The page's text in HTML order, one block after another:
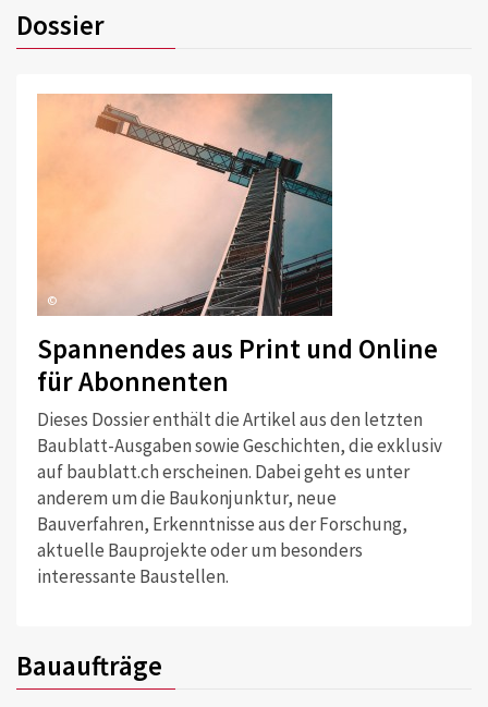
Dossier
©
Spannendes aus Print und Online
für Abonnenten
Dieses Dossier enthält die Artikel aus den letzten
Baublatt-Ausgaben sowie Geschichten, die exklusiv
auf baublatt.ch erscheinen. Dabei geht es unter
anderem um die Baukonjunktur, neue
Bauverfahren, Erkenntnisse aus der Forschung,
aktuelle Bauprojekte oder um besonders
interessante Baustellen.
Bauaufträge